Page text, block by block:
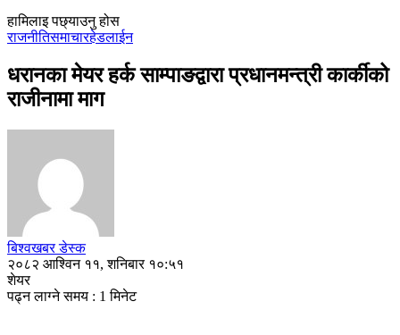
हामिलाइ पछ्याउनु होस
राजनीतिसमाचारहेडलाईन
धरानका मेयर हर्क साम्पाङद्वारा प्रधानमन्त्री कार्कीको
राजीनामा माग
बिश्वखबर डेस्क
२०८२ आश्विन ११, शनिबार १०:५१
शेयर
पढ्न लाग्ने समय : 1 मिनेट